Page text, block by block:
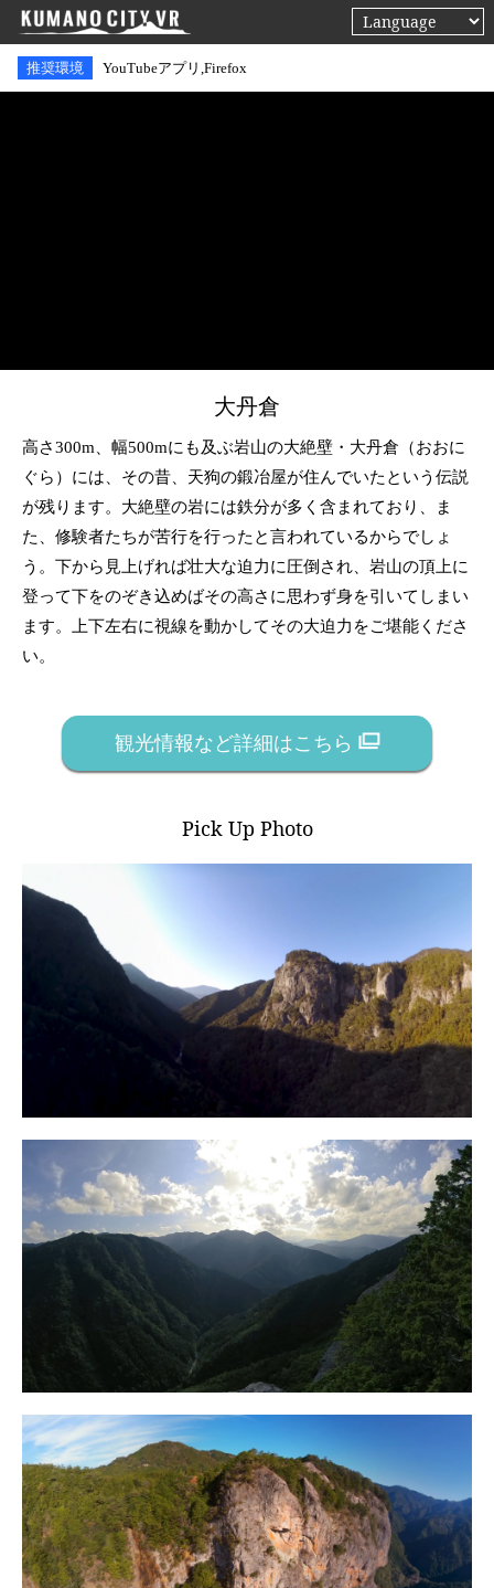
推奨環境 YouTubeアプリ,Firefox
大丹倉
高さ300m、幅500mにも及ぶ岩山の大絶壁・大丹倉（おおに
ぐら）には、その昔、天狗の鍛冶屋が住んでいたという伝説
が残ります。大絶壁の岩には鉄分が多く含まれており、ま
た、修験者たちが苦行を行ったと言われているからでしょ
う。下から見上げれば壮大な迫力に圧倒され、岩山の頂上に
登って下をのぞき込めばその高さに思わず身を引いてしまい
ます。上下左右に視線を動かしてその大迫力をご堪能くださ
い。
観光情報など詳細はこちら
Pick Up Photo